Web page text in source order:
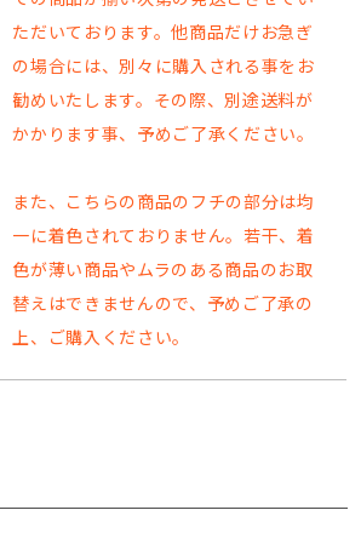
ただいております。他商品だけお急ぎ
の場合には、別々に購入される事をお
勧めいたします。その際、別途送料が
かかります事、予めご了承ください。
また、こちらの商品のフチの部分は均
一に着色されておりません。若干、着
色が薄い商品やムラのある商品のお取
替えはできませんので、予めご了承の
上、ご購入ください。